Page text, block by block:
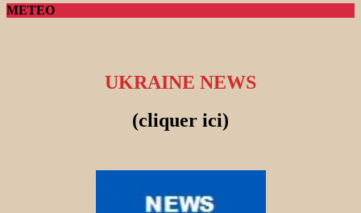
METEO
UKRAINE NEWS
(cliquer ici)